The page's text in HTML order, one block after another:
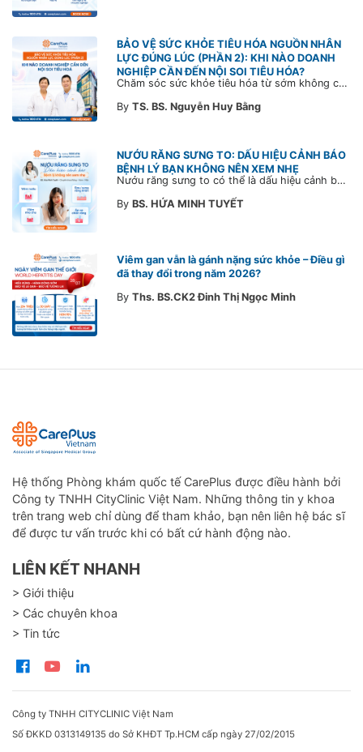
BẢO VỆ SỨC KHỎE TIÊU HÓA NGUỒN NHÂN
LỰC ĐÚNG LÚC (PHẦN 2): KHI NÀO DOANH
NGHIỆP CẦN ĐẾN NỘI SOI TIÊU HÓA?
Chăm sóc sức khỏe tiêu hóa từ sớm không chỉ giúp phát hiện bệnh kịp thời mà còn góp phần xây dựng đội ngũ khỏe mạnh, ổn định và gắn bó lâu dài. CarePlus sẵn sàng đồng hành cùng doanh nghiệp trong việc thiết kế chương trình chăm sóc sức khỏe phù hợp theo từng nhân sự, nhằm tối ưu hiệu quả đầu tư phúc lợi và phát triển nguồn nhân lực bền vững.
By TS. BS. Nguyễn Huy Bằng
NƯỚU RĂNG SƯNG TO: DẤU HIỆU CẢNH BÁO
BỆNH LÝ BẠN KHÔNG NÊN XEM NHẸ
Nướu răng sưng to có thể là dấu hiệu cảnh báo bệnh lý răng miệng. Cùng Bác sĩ CarePlus tìm hiểu nguyên nhân, triệu chứng và thời điểm cần đi khám bác sĩ trong bài viết dưới đây.
By BS. HỨA MINH TUYẾT
Viêm gan vẫn là gánh nặng sức khỏe – Điều gì
đã thay đổi trong năm 2026?
By Ths. BS.CK2 Đinh Thị Ngọc Minh
Hệ thống Phòng khám quốc tế CarePlus được điều hành bởi
Công ty TNHH CityClinic Việt Nam. Những thông tin y khoa
trên trang web chỉ dùng để tham khảo, bạn nên liên hệ bác sĩ
để được tư vấn trước khi có bất cứ hành động nào.
LIÊN KẾT NHANH
> Giới thiệu
> Các chuyên khoa
> Tin tức
Công ty TNHH CITYCLINIC Việt Nam
Số ĐKKD 0313149135 do Sở KHĐT Tp.HCM cấp ngày 27/02/2015